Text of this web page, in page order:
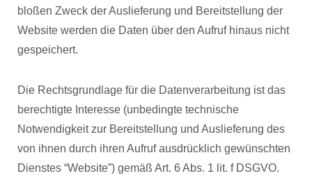
bloßen Zweck der Auslieferung und Bereitstellung der
Website werden die Daten über den Aufruf hinaus nicht
gespeichert.
Die Rechtsgrundlage für die Datenverarbeitung ist das
berechtigte Interesse (unbedingte technische
Notwendigkeit zur Bereitstellung und Auslieferung des
von ihnen durch ihren Aufruf ausdrücklich gewünschten
Dienstes “Website”) gemäß Art. 6 Abs. 1 lit. f DSGVO.